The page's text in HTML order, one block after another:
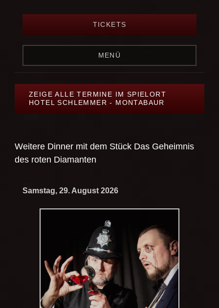
TICKETS
MENÜ
ZEIGE ALLE TERMINE IM SPIELORT
HOTEL SCHLEMMER - MONTABAUR
Weitere Dinner mit dem Stück Das Geheimnis
des roten Diamanten
Samstag, 29. August 2026